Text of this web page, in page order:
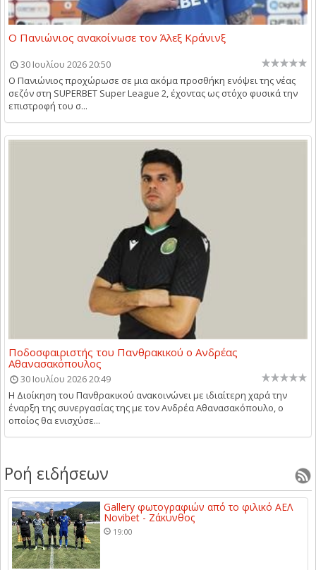
Ο Πανιώνιος ανακοίνωσε τον Άλεξ Κράνινξ
30 Ιουλίου 2026 20:50
Ο Πανιώνιος προχώρωσε σε μια ακόμα προσθήκη ενόψει της νέας
σεζόν στη SUPERBET Super League 2, έχοντας ως στόχο φυσικά την
επιστροφή του σ...
Ποδοσφαιριστής του Πανθρακικού ο Ανδρέας
Αθανασακόπουλος
30 Ιουλίου 2026 20:49
Η Διοίκηση του Πανθρακικού ανακοινώνει με ιδιαίτερη χαρά την
έναρξη της συνεργασίας της με τον Ανδρέα Αθανασακόπουλο, ο
οποίος θα ενισχύσε...
Ροή ειδήσεων
Gallery φωτογραφιών από το φιλικό ΑΕΛ
Novibet - Ζάκυνθος
19:00